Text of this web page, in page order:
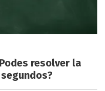
resolver la